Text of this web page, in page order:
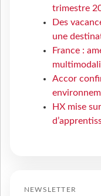
trimestre
Des
une
France :
Accor
HX mise
NEWSLETTER